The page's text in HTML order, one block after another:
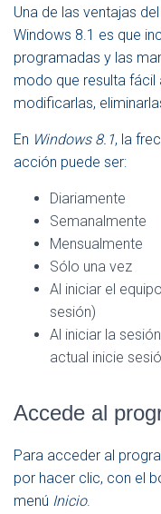
Una de las ventajas
Windows 8.1 es que
programadas y las
modo que resulta fácil
modificarlas,
En Windows 8.1, la
acción puede ser:
Diariamente
Semanalmente
Mensualmente
Sólo una vez
Al iniciar el
sesión)
Al iniciar la
actual inicie
Accede al
Para acceder al
por hacer clic, con el
menú Inicio.